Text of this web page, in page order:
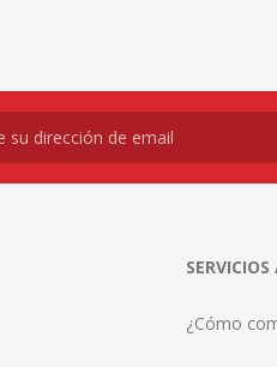
¿Cómo